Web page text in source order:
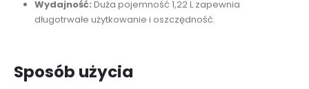
Wydajność: Duża pojemność 1,22 L zapewnia
długotrwałe użytkowanie i oszczędność.
Sposób użycia